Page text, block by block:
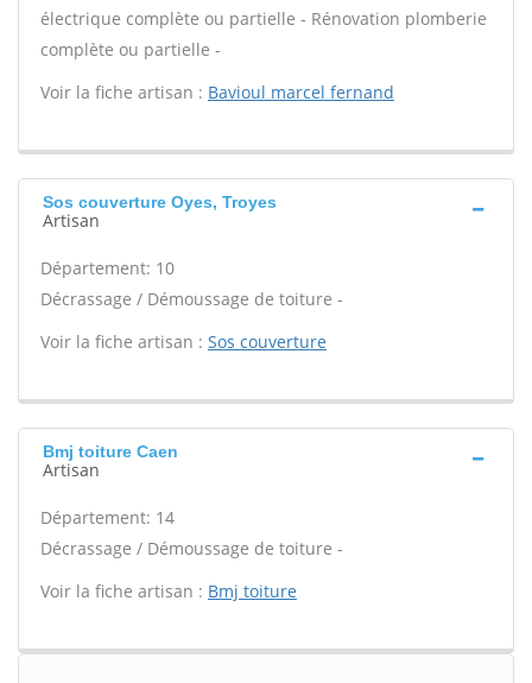
électrique complète ou partielle - Rénovation plomberie
complète ou partielle -
Voir la fiche artisan : Bavioul marcel fernand
Sos couverture Oyes, Troyes
Artisan
Département: 10
Décrassage / Démoussage de toiture -
Voir la fiche artisan : Sos couverture
Bmj toiture Caen
Artisan
Département: 14
Décrassage / Démoussage de toiture -
Voir la fiche artisan : Bmj toiture